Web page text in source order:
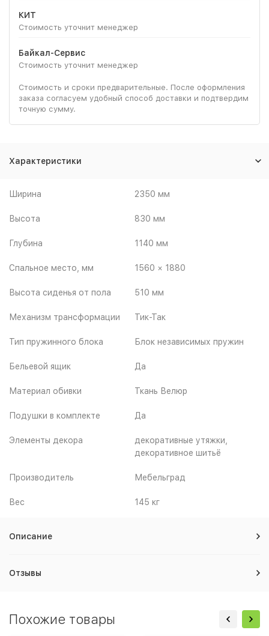
КИТ
Стоимость уточнит менеджер
Байкал-Сервис
Стоимость уточнит менеджер
Стоимость и сроки предварительные. После оформления
заказа согласуем удобный способ доставки и подтвердим
точную сумму.
Характеристики
Ширина 2350 мм
Высота 830 мм
Глубина 1140 мм
Спальное место, мм 1560 × 1880
Высота сиденья от пола 510 мм
Механизм трансформации Тик-Так
Тип пружинного блока Блок независимых пружин
Бельевой ящик Да
Материал обивки Ткань Велюр
Подушки в комплекте Да
Элементы декора
декоративные утяжки,
декоративное шитьё
Производитель Мебельград
Вес 145 кг
Описание
Отзывы
Похожие товары